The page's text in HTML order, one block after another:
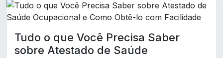
A Relevância do Exame ASO para a Saúde
Ocupacional e o Desenvolvimento Profissional
A Relevância do Exame de Medicina do Trabalho
para a Saúde dos Colaboradores
Treinamento de primeiros socorros para empresa
Treinamento trabalho em altura NR 35
análise ergonómica preliminar nr17
Tudo o que Você Precisa Saber
sobre Atestado de Saúde